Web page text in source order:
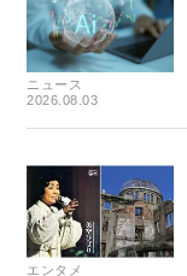
ニュース
2026.08.03
エンタメ